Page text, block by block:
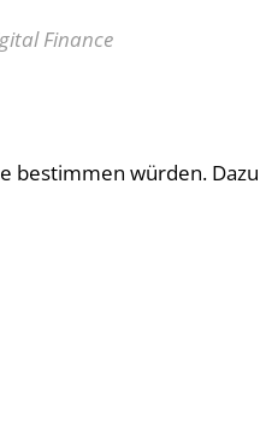
Finance
bestimmen würden. Dazu